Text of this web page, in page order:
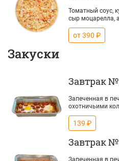
Томатный соус,
сыр моцарелла,
от 390 ₽
Закуски
Завтрак
Запеченная в
охотничьими
139 ₽
Завтрак
Запеченная в